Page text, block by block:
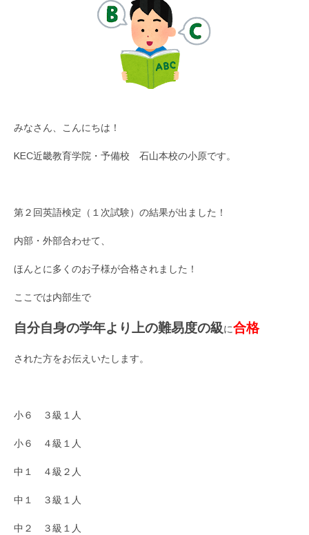
みなさん、こんにちは！
KEC近畿教育学院・予備校 石山本校の小原です。
第２回英語検定（１次試験）の結果が出ました！
内部・外部合わせて、
ほんとに多くのお子様が合格されました！
ここでは内部生で
自分自身の学年より上の難易度の級に合格
された方をお伝えいたします。
小６ ３級１人
小６ ４級１人
中１ ４級２人
中１ ３級１人
中２ ３級１人